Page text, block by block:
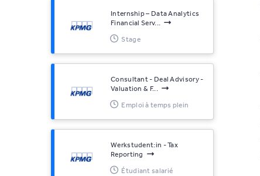
Internship – Data Analytics
Financial Serv...
Stage
Consultant - Deal Advisory -
Valuation & F...
Emploi à temps plein
Werkstudent:in - Tax
Reporting
Étudiant salarié